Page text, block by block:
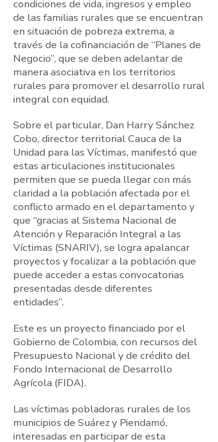
condiciones de vida, ingresos y empleo
de las familias rurales que se encuentran
en situación de pobreza extrema, a
través de la cofinanciación de “Planes de
Negocio”, que se deben adelantar de
manera asociativa en los territorios
rurales para promover el desarrollo rural
integral con equidad.
Sobre el particular, Dan Harry Sánchez
Cobo, director territorial Cauca de la
Unidad para las Víctimas, manifestó que
estas articulaciones institucionales
permiten que se pueda llegar con más
claridad a la población afectada por el
conflicto armado en el departamento y
que “gracias al Sistema Nacional de
Atención y Reparación Integral a las
Víctimas (SNARIV), se logra apalancar
proyectos y focalizar a la población que
puede acceder a estas convocatorias
presentadas desde diferentes
entidades”.
Este es un proyecto financiado por el
Gobierno de Colombia, con recursos del
Presupuesto Nacional y de crédito del
Fondo Internacional de Desarrollo
Agrícola (FIDA).
Las víctimas pobladoras rurales de los
municipios de Suárez y Piendamó,
interesadas en participar de esta